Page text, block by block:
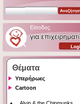
Θέματα
Υπερήρωες
Cartoon